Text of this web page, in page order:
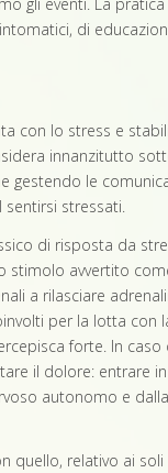
di
con lo stress e
innanzitutto
gestendo le
stressati.
di risposta da
stimolo avvertito
a rilasciare
per la lotta con
forte. In
il dolore: entrare
autonomo e
quello, relativo ai